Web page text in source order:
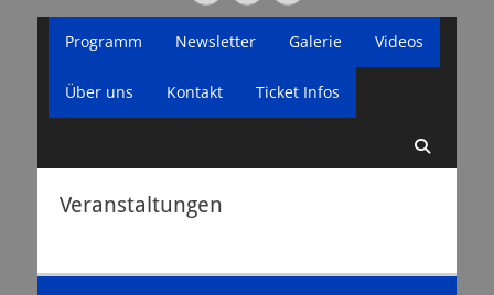
Menü
Inhalt
Programm Newsletter Galerie Videos
Über uns Kontakt Ticket Infos
Veranstaltungen